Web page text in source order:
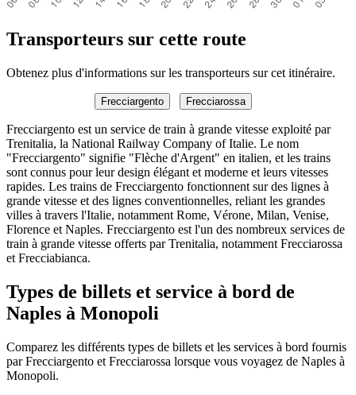
Transporteurs sur cette route
Obtenez plus d'informations sur les transporteurs sur cet itinéraire.
Frecciargento Frecciarossa
Frecciargento est un service de train à grande vitesse exploité par
Trenitalia, la National Railway Company of Italie. Le nom
"Frecciargento" signifie "Flèche d'Argent" en italien, et les trains
sont connus pour leur design élégant et moderne et leurs vitesses
rapides. Les trains de Frecciargento fonctionnent sur des lignes à
grande vitesse et des lignes conventionnelles, reliant les grandes
villes à travers l'Italie, notamment Rome, Vérone, Milan, Venise,
Florence et Naples. Frecciargento est l'un des nombreux services de
train à grande vitesse offerts par Trenitalia, notamment Frecciarossa
et Frecciabianca.
Types de billets et service à bord de
Naples à Monopoli
Comparez les différents types de billets et les services à bord fournis
par Frecciargento et Frecciarossa lorsque vous voyagez de Naples à
Monopoli.